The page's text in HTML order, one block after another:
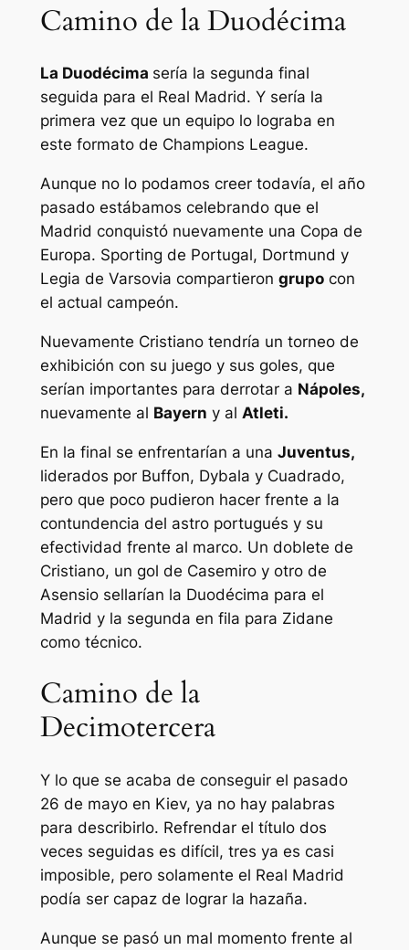
Camino de la Duodécima
La Duodécima sería la segunda final
seguida para el Real Madrid. Y sería la
primera vez que un equipo lo lograba en
este formato de Champions League.
Aunque no lo podamos creer todavía, el año
pasado estábamos celebrando que el
Madrid conquistó nuevamente una Copa de
Europa. Sporting de Portugal, Dortmund y
Legia de Varsovia compartieron grupocon
el actual campeón.
Nuevamente Cristiano tendría un torneo de
exhibición con su juego y sus goles, que
serían importantes para derrotar a Nápoles,
nuevamente al Bayern y al Atleti.
En la final se enfrentarían a una Juventus,
liderados por Buffon, Dybala y Cuadrado,
pero que poco pudieron hacer frente a la
contundencia del astro portugués y su
efectividad frente al marco. Un doblete de
Cristiano, un gol de Casemiro y otro de
Asensio sellarían la Duodécima para el
Madrid y la segunda en fila para Zidane
como técnico.
Camino de la
Decimotercera
Y lo que se acaba de conseguir el pasado
26 de mayo en Kiev, ya no hay palabras
para describirlo. Refrendar el título dos
veces seguidas es difícil, tres ya es casi
imposible, pero solamente el Real Madrid
podía ser capaz de lograr la hazaña.
Aunque se pasó un mal momento frente al